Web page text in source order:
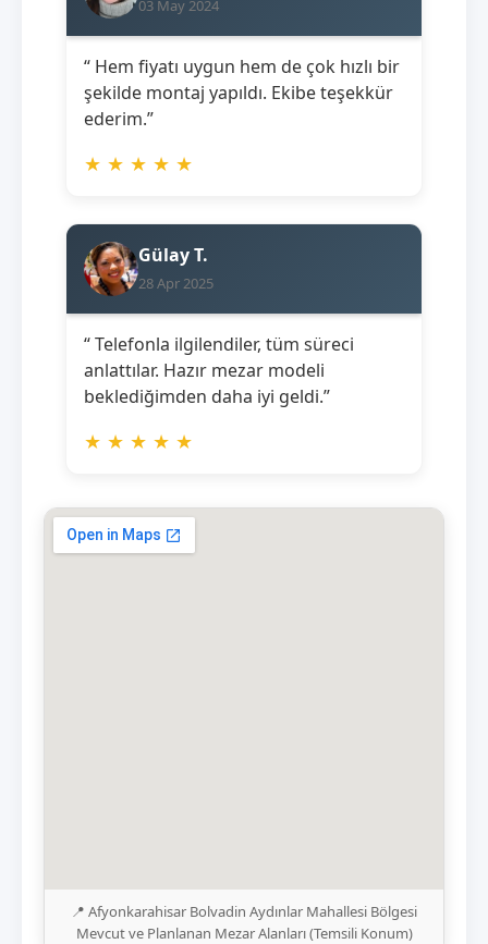
03 May 2024
“ Hem fiyatı uygun hem de çok hızlı bir
şekilde montaj yapıldı. Ekibe teşekkür
ederim.”
★ ★ ★ ★ ★
Gülay T.
28 Apr 2025
“ Telefonla ilgilendiler, tüm süreci
anlattılar. Hazır mezar modeli
beklediğimden daha iyi geldi.”
★ ★ ★ ★ ★
📍 Afyonkarahisar Bolvadin Aydınlar Mahallesi Bölgesi
Mevcut ve Planlanan Mezar Alanları (Temsili Konum)